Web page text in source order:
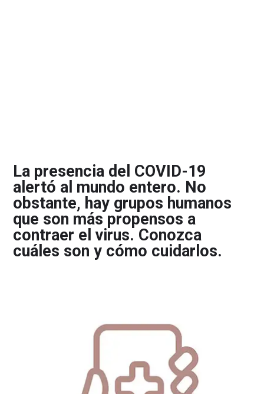
La presencia del COVID-19
alertó al mundo entero. No
obstante, hay grupos humanos
que son más propensos a
contraer el virus. Conozca
cuáles son y cómo cuidarlos.